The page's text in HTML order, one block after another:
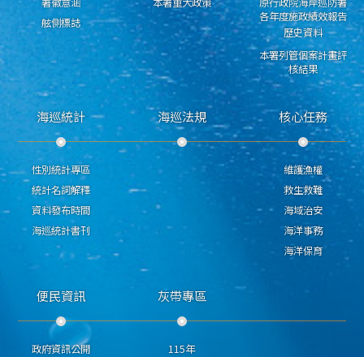
舷側標誌
各年度施政績效報告
歷史資料
本署列管個案計畫評
核結果
海巡統計
性別統計專區
統計名詞解釋
資料發布時間
海巡統計書刊
海巡法規 核心任務
維護漁權
救生救難
海域治安
海洋事務
海洋保育
便民資訊
政府資訊公開
灰帶專區
115年